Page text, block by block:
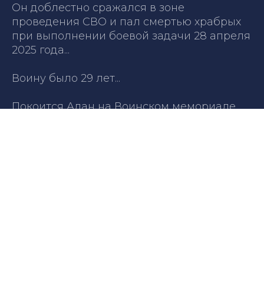
Он доблестно сражался в зоне
проведения СВО и пал смертью храбрых
при выполнении боевой задачи 28 апреля
2025 года...
Воину было 29 лет...
Покоится Алан на Воинском мемориале